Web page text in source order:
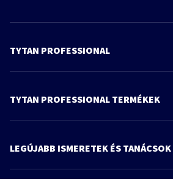
TYTAN PROFESSIONAL
Rólunk
Tudnivaló és tanács
TYTAN PROFESSIONAL TERMÉKEK
Ragasztóhabok
LEGÚJABB ISMERETEK ÉS TANÁCSOK
További cikkek